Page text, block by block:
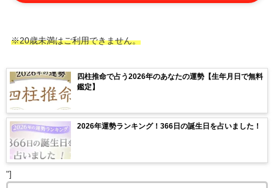
※20歳未満はご利用できません。
四柱推命で占う2026年のあなたの運勢【生年月日で無料
鑑定】
2026年運勢ランキング！366日の誕生日を占いました！
"]